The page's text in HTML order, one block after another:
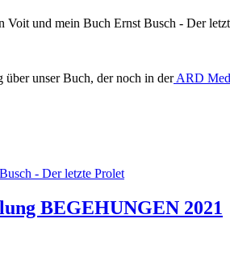
Voit und mein Buch Ernst Busch - Der
über unser Buch, der noch in derARD
- Der letzte Prolet
BEGEHUNGEN 2021